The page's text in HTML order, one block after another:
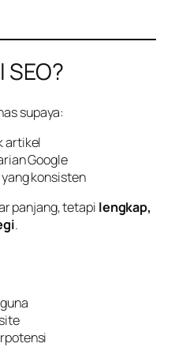
supaya:
artikel
Google
konsisten
panjang, tetapi lengkap,
.